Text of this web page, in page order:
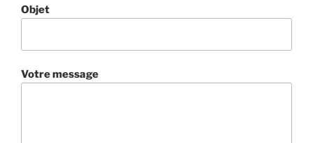
Objet
Votre message